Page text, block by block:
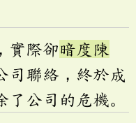
實際卻暗度陳
司聯絡，終於成
公司的危機。